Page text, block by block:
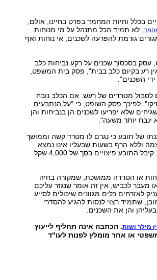
בכלל וחיות המחמד בפרט בחיינו, אולם,
, לא תמיד הכל מתנהל על מי מנוחות.
גורמת להפרעה לשכנים, אי נוחות ואף
בסכסוך שכנים על רקע נביחות כלב
רע בקיום כלב בבית", פסק בית המשפט,
השכנים".
לסבול מטרדים של רעש. אם הכלב נובח
לפיכך פסק השופט, כי "על הנתבעים
שלא יפריעו לשכנים הן בנביחות והן
ינבח יותר משעה".
של תובע כי נגרם לו מטרד קשה וממושך
וללא הרף בשעות שבעליו אינו נמצא
בבית. מאחר שהכלב כבר הוצא מהדירה, קיבל התובע פיצויים בסך של 4,000 שקל
או הטרדה ממושכת, שמקורה בחיה
לכביש, אין זה אומר שנגזר עליכם
לאזרחים כלים מגוונים שיכולים לסייע
שתמיד רצוי לנסות להגיע להסדרי
והן את השכנים.
מילר ושות. הכתבה אינה תחליף לייעוץ
או אחר מומלץ לפנות לעו"ד